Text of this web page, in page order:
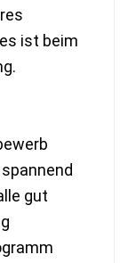
ist beim
gut